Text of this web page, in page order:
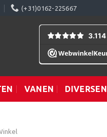
(+31)0162-225667
VANEN DIVERSEN